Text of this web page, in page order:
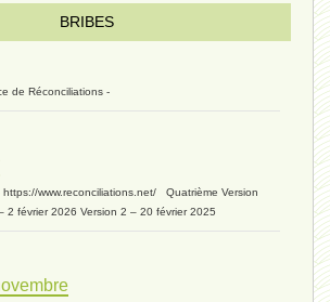
juin 2024
2024
BRIBES
de Réconciliations -
www.reconciliations.net/ Quatrième Version
2 février 2026 Version 2 – 20 février 2025